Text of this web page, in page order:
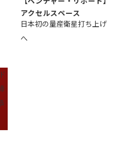
アクセルスペース
日本初の量産衛星打ち上げ
へ